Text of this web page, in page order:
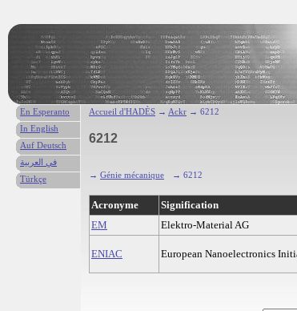
Accueil d'HADÈS → Ackr → 6212
6212
→ Génie mécanique → 6212
Acronyme Signification
EM
Elektro-Material AG
ENIAC European Nanoelectronics
En Esperanto
In English
Auf Deutsch
في العربية
Türkçe